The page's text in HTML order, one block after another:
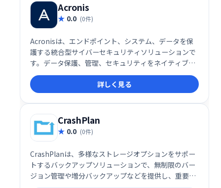
Acronis
0.0 (0件)
Acronisは、エンドポイント、システム、データを保
護する統合型サイバーセキュリティソリューションで
す。データ保護、管理、セキュリティをネイティブに
統合することで、包括的な保護を実現します。高度な
脅威からデータを守り、ビジネスの継続性を確保しま
す。
詳しく見る
CrashPlan
0.0 (0件)
CrashPlanは、多様なストレージオプションをサポー
トするバックアップソリューションで、無制限のバー
ジョン管理や増分バックアップなどを提供し、重要な